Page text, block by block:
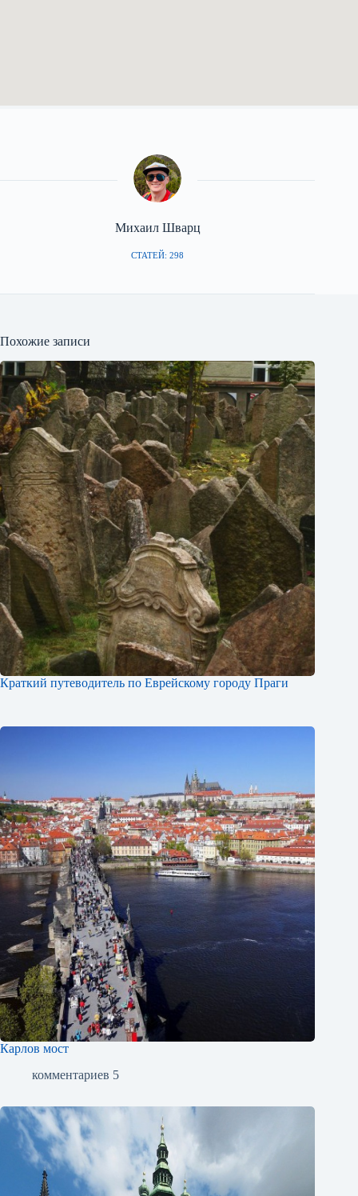
Михаил Шварц
СТАТЕЙ: 298
Похожие записи
Краткий путеводитель по Еврейскому городу Праги
Карлов мост
комментариев 5